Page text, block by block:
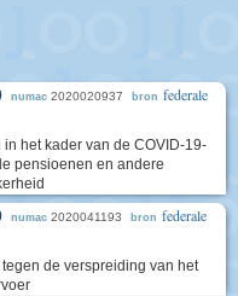
numac 2020020937 bron federale
het kader van de COVID-19-
pensioenen en andere
numac 2020041193 bron federale
de verspreiding van het